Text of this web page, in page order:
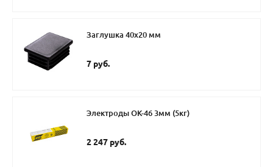
Заглушка 40х20 мм
7 руб.
Электроды ОК-46 3мм (5кг)
2 247 руб.